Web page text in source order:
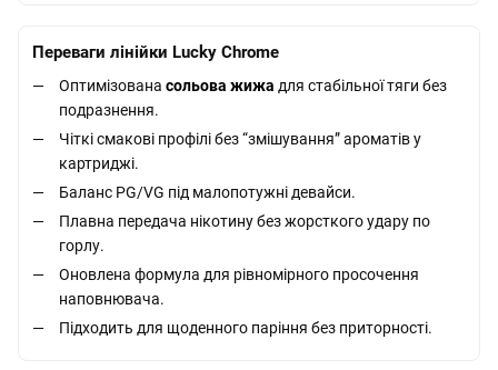
Переваги лінійки Lucky Chrome
Оптимізована сольова жижа для стабільної тяги без
подразнення.
Чіткі смакові профілі без “змішування” ароматів у
картриджі.
Баланс PG/VG під малопотужні девайси.
Плавна передача нікотину без жорсткого удару по
горлу.
Оновлена формула для рівномірного просочення
наповнювача.
Підходить для щоденного паріння без приторності.